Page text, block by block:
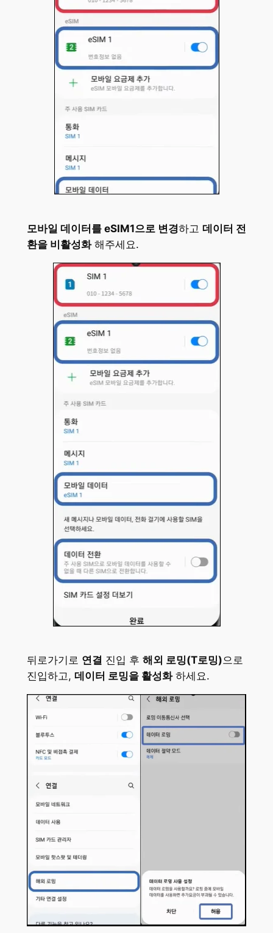
모바일 데이터를 eSIM1으로 변경하고 데이터 전
환을 비활성화해주세요.
뒤로가기로 연결 진입 후 해외 로밍(T로밍)으로
진입하고, 데이터 로밍을 활성화하세요.